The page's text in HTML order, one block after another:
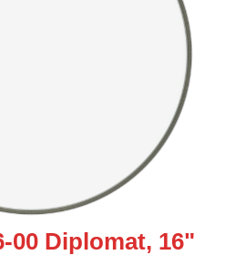
00 Diplomat, 16"